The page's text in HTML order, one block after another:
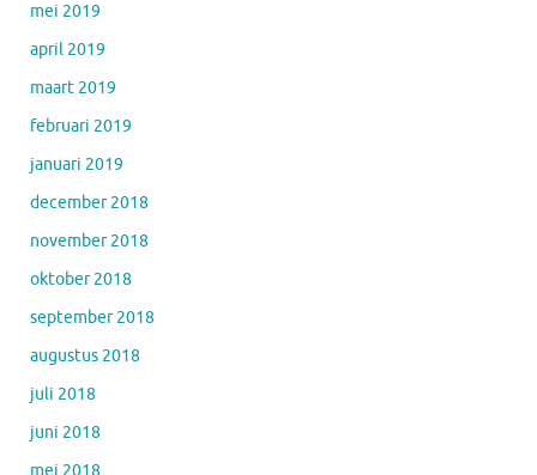
mei 2019
april 2019
maart 2019
februari 2019
januari 2019
december 2018
november 2018
oktober 2018
september 2018
augustus 2018
juli 2018
juni 2018